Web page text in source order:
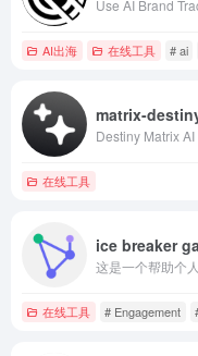
AI出海 在线工具 # ai
matrix-
Destiny Matrix
在线工具
ice breaker
在线工具 # Engagement